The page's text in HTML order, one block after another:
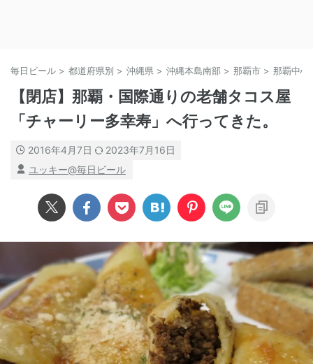
毎日ビール > 都道府県別 > 沖縄県 > 沖縄本島南部 > 那覇市 > 那覇中心
【閉店】那覇・国際通りの老舗タコス屋
「チャーリー多幸寿」へ行ってきた。
2016年4月7日
2023年7月16日
ユッキー@毎日ビール